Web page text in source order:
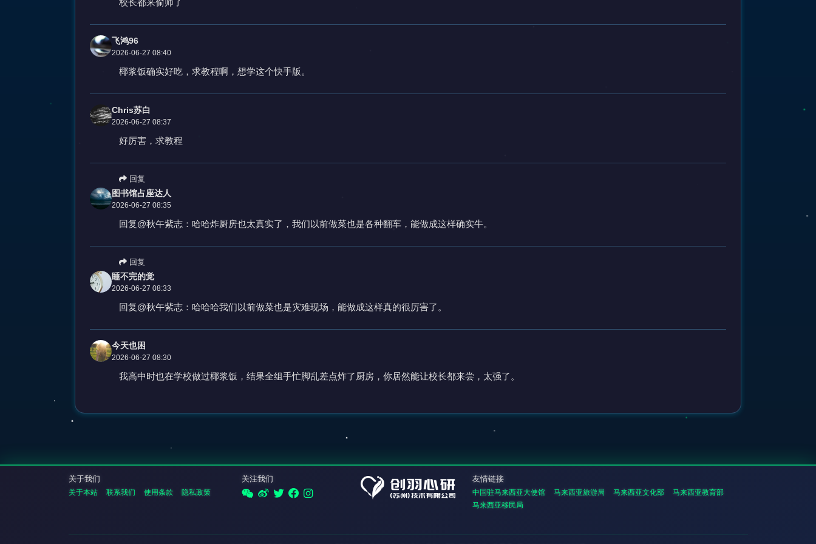
飞鸿96
2026-06-27 08:40
椰浆饭确实好吃，求教程啊，想学这个快手版。
Chris苏白
2026-06-27 08:37
好厉害，求教程
回复
图书馆占座达人
2026-06-27 08:35
回复@秋午紫志：哈哈炸厨房也太真实了，我们以前做菜也是各种翻车，能做成这样确实牛。
回复
睡不完的觉
2026-06-27 08:33
回复@秋午紫志：哈哈哈我们以前做菜也是灾难现场，能做成这样真的很厉害了。
今天也困
2026-06-27 08:30
我高中时也在学校做过椰浆饭，结果全组手忙脚乱差点炸了厨房，你居然能让校长都来尝，太强了。
关于我们
关于本站 联系我们 使用条款 隐私政策
关注我们 友情链接
中国驻马来西亚大使馆 马来西亚旅游局 马来西亚文化部
马来西亚教育部
马来西亚移民局